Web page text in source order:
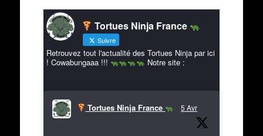
Tortues Ninja France
Suivre
Retrouvez tout l'actualité des Tortues Ninja par ici
! Cowabungaaa !!!
Notre site :
Tortues Ninja France 5 Avr